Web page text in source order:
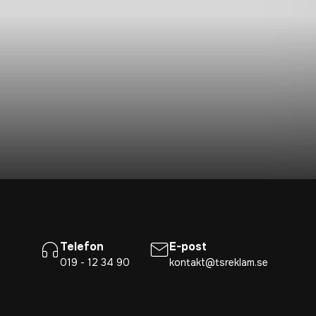
Telefon
019 - 12 34 90
E-post
kontakt@tsreklam.se